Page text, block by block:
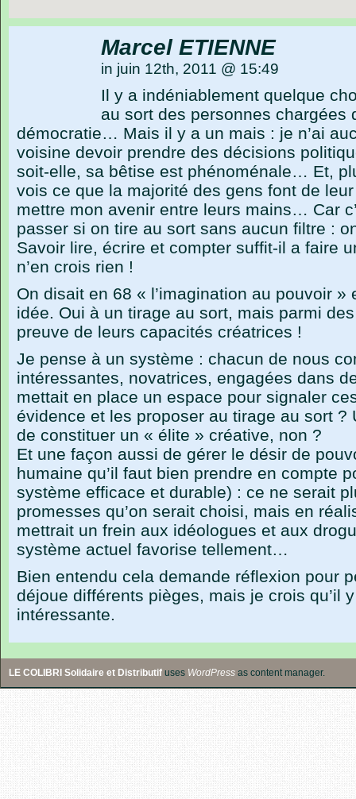
Marcel ETIENNE
in juin 12th, 2011 @ 15:49
Il y a indéniablement quelque
au sort des personnes chargées
démocratie… Mais il y a un mais : je n’ai
voisine devoir prendre des décisions
soit-elle, sa bêtise est phénoménale… Et,
vois ce que la majorité des gens font de
mettre mon avenir entre leurs mains… Car
passer si on tire au sort sans aucun filtre :
Savoir lire, écrire et compter suffit-il a faire
n’en crois rien !
On disait en 68 « l’imagination au pouvoir
idée. Oui à un tirage au sort, mais parmi
preuve de leurs capacités créatrices !
Je pense à un système : chacun de nous
intéressantes, novatrices, engagées dans
mettait en place un espace pour signaler
évidence et les proposer au tirage au sort ?
de constituer un « élite » créative, non ?
Et une façon aussi de gérer le désir de
humaine qu’il faut bien prendre en compte
système efficace et durable) : ce ne serait
promesses qu’on serait choisi, mais en
mettrait un frein aux idéologues et aux
système actuel favorise tellement…
Bien entendu cela demande réflexion pour
déjoue différents pièges, mais je crois qu’il
intéressante.
LE COLIBRI Solidaire et Distributif uses WordPress as content manager.